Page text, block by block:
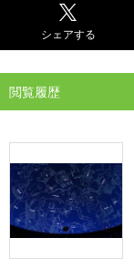
シェアする
閲覧履歴